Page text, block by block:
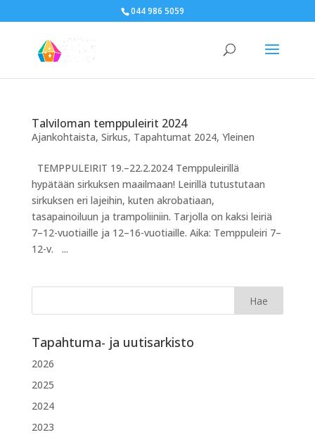
044 986 5059
Talviloman temppuleirit 2024
Ajankohtaista, Sirkus, Tapahtumat 2024, Yleinen
TEMPPULEIRIT 19.–22.2.2024 Temppuleirillä
hypätään sirkuksen maailmaan! Leirillä tutustutaan
sirkuksen eri lajeihin, kuten akrobatiaan,
tasapainoiluun ja trampoliiniin. Tarjolla on kaksi leiriä
7–12-vuotiaille ja 12–16-vuotiaille. Aika: Temppuleiri 7–
12-v. ...
Tapahtuma- ja uutisarkisto
2026
2025
2024
2023